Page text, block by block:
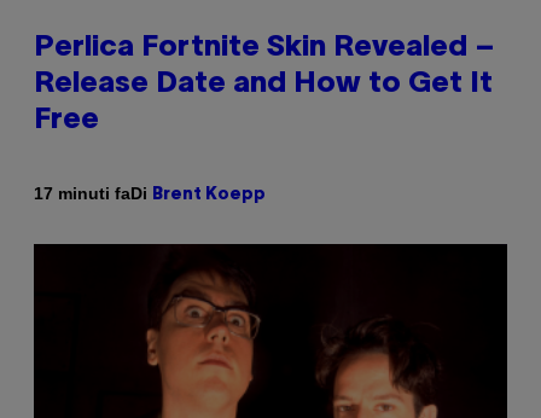
Perlica Fortnite Skin Revealed –
Release Date and How to Get It
Free
17 minuti faDi Brent Koepp